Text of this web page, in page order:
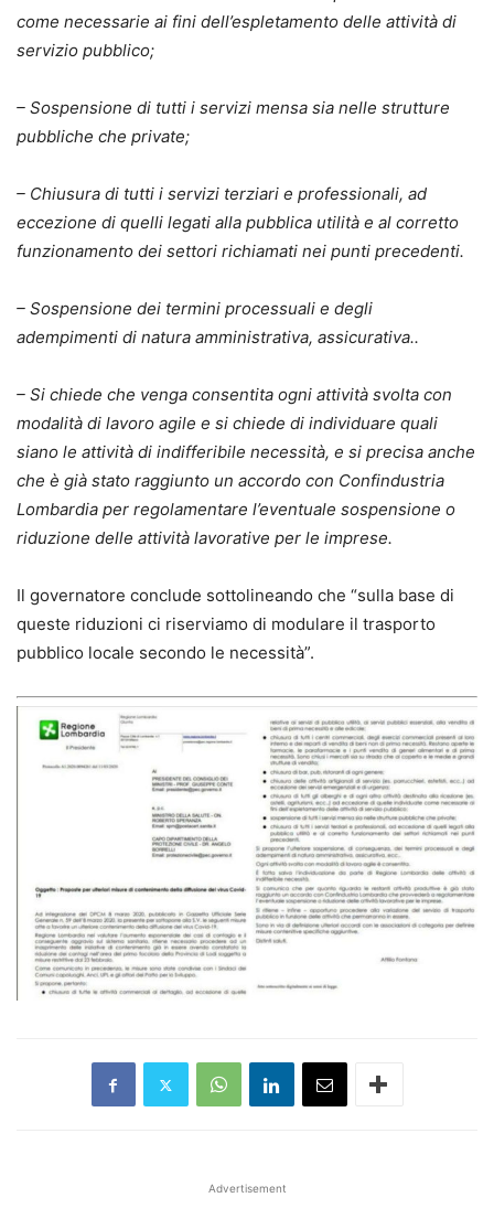
come necessarie ai fini dell’espletamento delle attività di
servizio pubblico;
– Sospensione di tutti i servizi mensa sia nelle strutture
pubbliche che private;
– Chiusura di tutti i servizi terziari e professionali, ad
eccezione di quelli legati alla pubblica utilità e al corretto
funzionamento dei settori richiamati nei punti precedenti.
– Sospensione dei termini processuali e degli
adempimenti di natura amministrativa, assicurativa..
– Si chiede che venga consentita ogni attività svolta con
modalità di lavoro agile e si chiede di individuare quali
siano le attività di indifferibile necessità, e si precisa anche
che è già stato raggiunto un accordo con Confindustria
Lombardia per regolamentare l’eventuale sospensione o
riduzione delle attività lavorative per le imprese.
Il governatore conclude sottolineando che “sulla base di
queste riduzioni ci riserviamo di modulare il trasporto
pubblico locale secondo le necessità”.
Advertisement